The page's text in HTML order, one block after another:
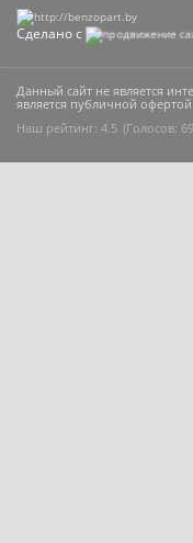
Сделано с
Данный сайт не является
является публичной
Наш рейтинг: 4.5 (Голосов: 69